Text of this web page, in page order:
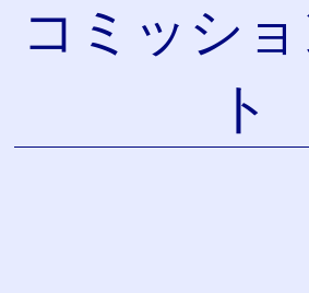
コミッシ
ト